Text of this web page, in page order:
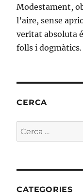
Modestament,
l’aire, sense
veritat absoluta
folls i dogmàtics.
CERCA
Cerca:
CATEGORIES